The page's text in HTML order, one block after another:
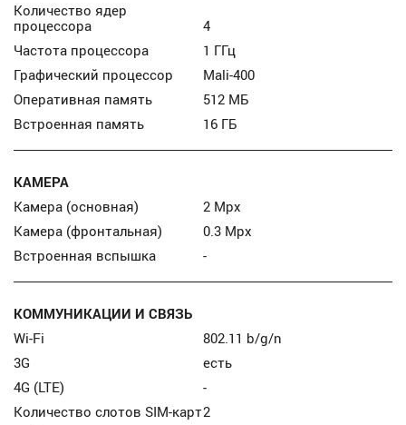
Количество ядер
процессора
4
Частота процессора
1 ГГц
Графический процессор
Mali-400
Оперативная память
512 МБ
Встроенная память
16 ГБ
КАМЕРА
Камера (основная)
2 Mpx
Камера (фронтальная)
0.3 Mpx
Встроенная вспышка
-
КОММУНИКАЦИИ И СВЯЗЬ
Wi-Fi
802.11 b/g/n
3G
есть
4G (LTE)
-
Количество слотов SIM-карт2